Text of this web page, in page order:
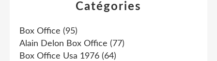
Catégories
Box Office (95)
Alain Delon Box Office (77)
Box Office Usa 1976 (64)